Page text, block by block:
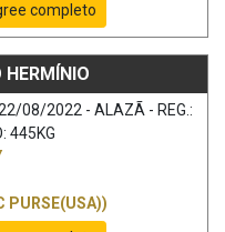
completo
HERMÍNIO
22/08/2022 - ALAZÃ - REG.:
445KG
PURSE(USA))